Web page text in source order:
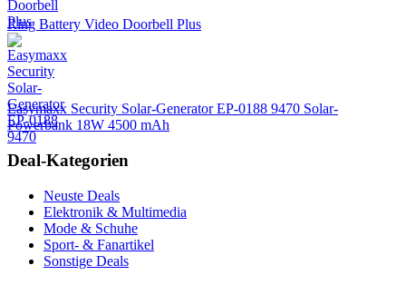
Ring Battery Video Doorbell Plus
Easymaxx Security Solar-Generator EP-0188 9470 Solar-
Powerbank 18W 4500 mAh
Deal-Kategorien
Neuste Deals
Elektronik & Multimedia
Mode & Schuhe
Sport- & Fanartikel
Sonstige Deals